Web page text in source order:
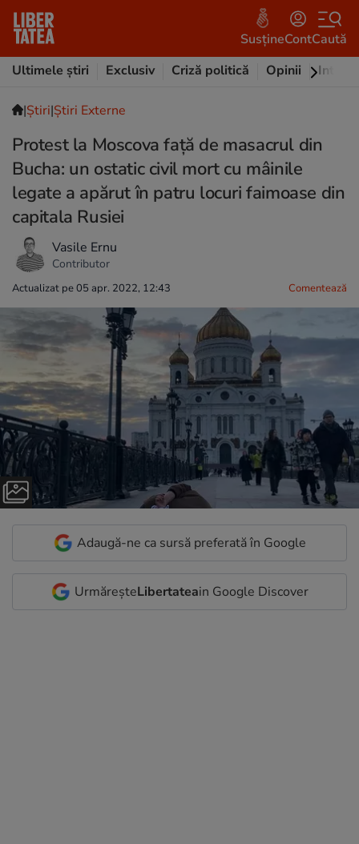
SusțineContCaută
Ultimele știri
Exclusiv Criză politică Opinii
|Ştiri|Știri Externe
Protest la Moscova față de masacrul din
Bucha: un ostatic civil mort cu mâinile
legate a apărut în patru locuri faimoase din
capitala Rusiei
Vasile Ernu
Contributor
Actualizat pe 05 apr. 2022, 12:43 Comentează
Adaugă-ne ca sursă preferată în Google
UrmăreșteLibertateain Google Discover